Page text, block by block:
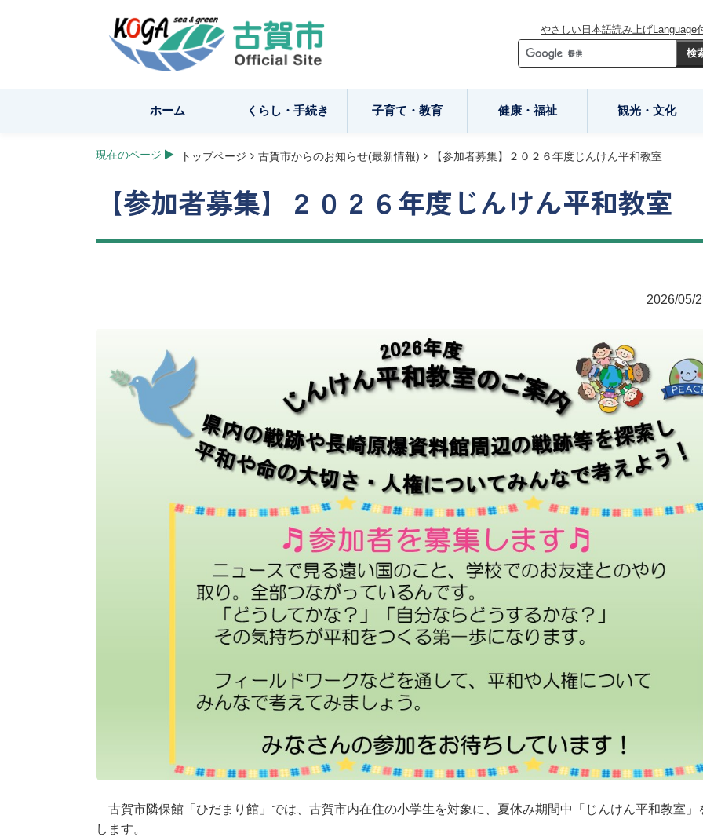
やさしい日本語読み上げLanguage
ホーム くらし・手続き 子育て・教育 健康・福祉 観光・文化
現在のページ トップページ 古賀市からのお知らせ(最新情報) 【参加者募集】２０２６年度じんけん平和教室
【参加者募集】２０２６年度じんけん平和教室
2026/05/
古賀市隣保館「ひだまり館」では、古賀市内在住の小学生を対象に、夏休み期間中「じんけん平和教室」
します。